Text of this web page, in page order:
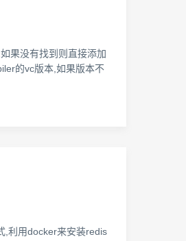
果没有找到则直接添加
的vc版本,如果版本不
,利用docker来安装redis